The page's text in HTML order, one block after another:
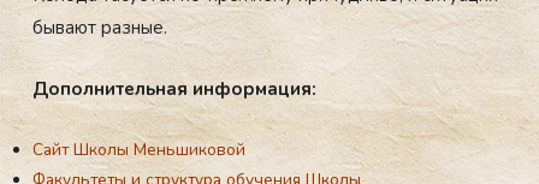
бывают разные.
До­пол­ни­тель­ная ин­фор­ма­ция:
Сайт Школы Меньшиковой